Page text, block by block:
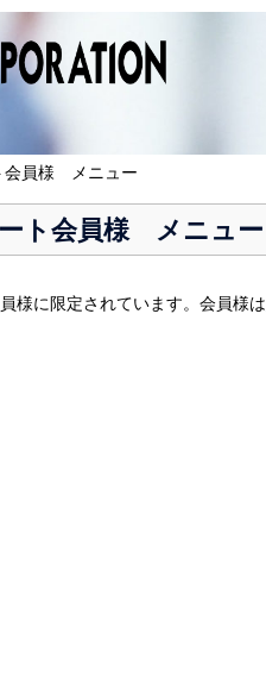
会員様 メニュー
ート会員様 メニュー
様に限定されています。会員様は